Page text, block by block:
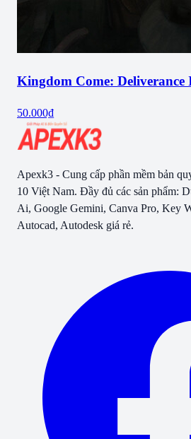
Kingdom Come: Deliverance
50.000₫
Apexk3 - Cung cấp phần mềm bản
10 Việt Nam. Đầy đủ các sản phẩm:
Ai, Google Gemini, Canva Pro, Key
Autocad, Autodesk giá rẻ.